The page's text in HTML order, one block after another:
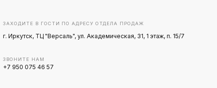
ЗАХОДИТЕ В ГОСТИ ПО АДРЕСУ ОТДЕЛА ПРОДАЖ
г. Иркутск, ТЦ "Версаль", ул. Академическая, 31, 1 этаж, п. 15/7
ЗВОНИТЕ НАМ
+7 950 075 46 57